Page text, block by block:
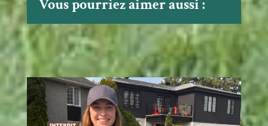
Vous pourriez aimer aussi :